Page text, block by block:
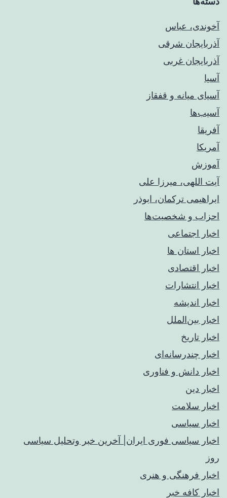
آخوندی، عباس
آذربایجان شرقی
آذربایجان غربی
آسیا
آسیای میانه و قفقاز
آسیب‌ها
آفریقا
آمریکا
آموزش
آیت اللهی، میرزا علی
ابراهیمی ترکمان، ابوذر
احزاب و شخصیت‌ها
اخبار اجتماعی
اخبار استان ها
اخبار اقتصادی
اخبار انتشارات
اخبار اندیشه
اخبار بین‌الملل
اخبار تاریخ
اخبار چندرسانه‌ای
اخبار دانش و فناوری
اخبار دین
اخبار سلامت
اخبار سیاسی
اخبار سیاسی فوری ایران| آخرین خبر وتحلیل سیاسی
روز
اخبار فرهنگی و هنری
اخبار کافه خبر